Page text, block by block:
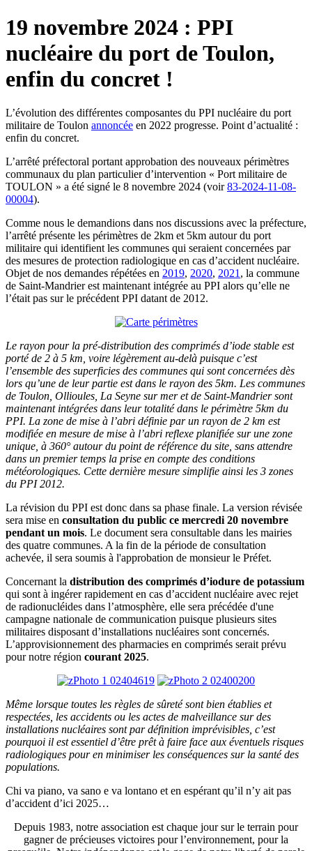
19 novembre 2024 : PPI
nucléaire du port de Toulon,
enfin du concret !
L’évolution des différentes composantes du PPI nucléaire du port
militaire de Toulon annoncée en 2022 progresse. Point d’actualité :
enfin du concret.
L’arrêté préfectoral portant approbation des nouveaux périmètres
communaux du plan particulier d’intervention « Port militaire de
TOULON » a été signé le 8 novembre 2024 (voir83-2024-11-08-
00004).
Comme nous le demandions dans nos discussions avec la préfecture,
l’arrêté présente les périmètres de 2km et 5km autour du port
militaire qui identifient les communes qui seraient concernées par
des mesures de protection radiologique en cas d’accident nucléaire.
Objet de nos demandes répétées en 2019, 2020, 2021 , la commune
de Saint-Mandrier est maintenant intégrée au PPI alors qu’elle ne
l’était pas sur le précédent PPI datant de 2012.
Le rayon pour la pré-distribution des comprimés d’iode stable est
porté de 2 à 5 km, voire légèrement au-delà puisque c’est
l’ensemble des superficies des communes qui sont concernées dès
lors qu’une de leur partie est dans le rayon des 5km. Les communes
de Toulon, Ollioules, La Seyne sur mer et de Saint-Mandrier sont
maintenant intégrées dans leur totalité dans le périmètre 5km du
PPI. La zone de mise à l’abri définie par un rayon de 2 km est
modifiée en mesure de mise à l’abri reflexe planifiée sur une zone
unique, à 360° autour du point de référence du site, sans attendre
dans un premier temps la prise en compte des conditions
météorologiques. Cette dernière mesure simplifie ainsi les 3 zones
du PPI 2012.
La révision du PPI est donc dans sa phase finale. La version révisée
sera mise en consultation du public ce mercredi 20 novembre
pendant un mois. Le document sera consultable dans les mairies
des quatre communes. A la fin de la période de consultation
achevée, il sera soumis à l'approbation de monsieur le Préfet.
Concernant la distribution des comprimés d’iodure de potassium
qui sont à ingérer rapidement en cas d’accident nucléaire avec rejet
de radionucléides dans l’atmosphère, elle sera précédée d'une
campagne nationale de communication puisque plusieurs sites
militaires disposant d’installations nucléaires sont concernés.
L’approvisionnement des pharmacies en comprimés serait prévu
pour notre région courant 2025.
Même lorsque toutes les règles de sûreté sont bien établies et
respectées, les accidents ou les actes de malveillance sur des
installations nucléaires sont par définition imprévisibles, c’est
pourquoi il est essentiel d’être prêt à faire face aux éventuels risques
radiologiques pour en minimiser les conséquences sur la santé des
populations.
Chi va piano, va sano e va lontano et en espérant qu’il n’y ait pas
d’accident d’ici 2025…
Depuis 1983, notre association est chaque jour sur le terrain pour
gagner de précieuses victoires pour l’environnement, pour la